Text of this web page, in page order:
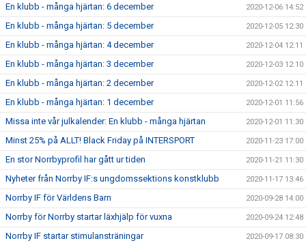
En klubb - många hjärtan: 6 december 2020-12-06 14:52
En klubb - många hjärtan: 5 december 2020-12-05 12:30
En klubb - många hjärtan: 4 december 2020-12-04 12:11
En klubb - många hjärtan: 3 december 2020-12-03 12:10
En klubb - många hjärtan: 2 december 2020-12-02 12:11
En klubb - många hjärtan: 1 december 2020-12-01 11:56
Missa inte vår julkalender: En klubb - många hjärtan 2020-12-01 11:30
Minst 25% på ALLT! Black Friday på INTERSPORT 2020-11-23 17:00
En stor Norrbyprofil har gått ur tiden 2020-11-21 11:30
Nyheter från Norrby IF:s ungdomssektions konstklubb 2020-11-17 13:46
Norrby IF för Världens Barn 2020-09-28 14:00
Norrby för Norrby startar läxhjälp för vuxna 2020-09-24 12:48
Norrby IF startar stimulansträningar 2020-09-17 08:30